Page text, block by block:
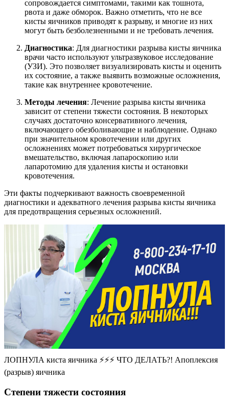
сопровождается симптомами, такими как тошнота,
рвота и даже обморок. Важно отметить, что не все
кисты яичников приводят к разрыву, и многие из них
могут быть безболезненными и не требовать лечения.
Диагностика: Для диагностики разрыва кисты яичника
врачи часто используют ультразвуковое исследование
(УЗИ). Это позволяет визуализировать кисты и оценить
их состояние, а также выявить возможные осложнения,
такие как внутреннее кровотечение.
Методы лечения: Лечение разрыва кисты яичника
зависит от степени тяжести состояния. В некоторых
случаях достаточно консервативного лечения,
включающего обезболивающие и наблюдение. Однако
при значительном кровотечении или других
осложнениях может потребоваться хирургическое
вмешательство, включая лапароскопию или
лапаротомию для удаления кисты и остановки
кровотечения.
Эти факты подчеркивают важность своевременной
диагностики и адекватного лечения разрыва кисты яичника
для предотвращения серьезных осложнений.
ЛОПНУЛА киста яичника ⚡⚡⚡ ЧТО ДЕЛАТЬ?! Апоплексия
(разрыв) яичника
Степени тяжести состояния